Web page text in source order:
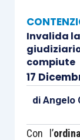
Invalida
compiute
17
di Angelo
Con l’